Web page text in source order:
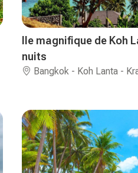
Ile magnifique de Koh
nuits
Bangkok - Koh Lanta -